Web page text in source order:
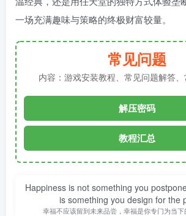
一场充满趣味与策略的终极财富较量。
常见问题
内容：游戏安装教程、常见问题解答
解压密码
教程汇总
Happiness is not something you
is something you design for the
幸福不应该留到未来品尝，幸福是你专门为当